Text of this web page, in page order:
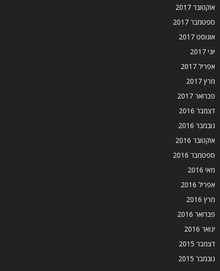
אוקטובר 2017
ספטמבר 2017
אוגוסט 2017
יוני 2017
אפריל 2017
מרץ 2017
פברואר 2017
דצמבר 2016
נובמבר 2016
אוקטובר 2016
ספטמבר 2016
מאי 2016
אפריל 2016
מרץ 2016
פברואר 2016
ינואר 2016
דצמבר 2015
נובמבר 2015